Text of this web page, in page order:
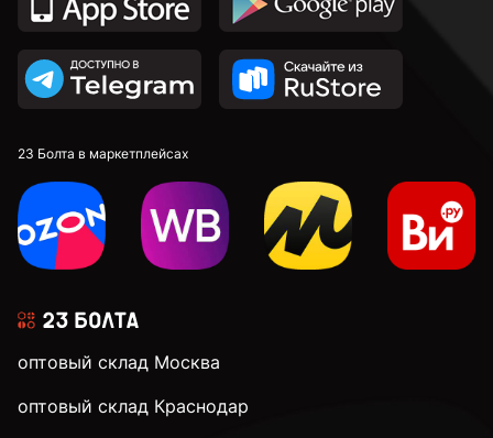
2,8 мм
2,9 мм
3 мм
23 Болта в маркетплейсах
оптовый склад Москва
оптовый склад Краснодар